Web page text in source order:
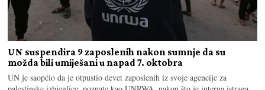
UN suspendira 9 zaposlenih nakon sumnje da su
možda bili umiješani u napad 7. oktobra
UN je saopćio da je otpustio devet zaposlenih iz svoje agencije za